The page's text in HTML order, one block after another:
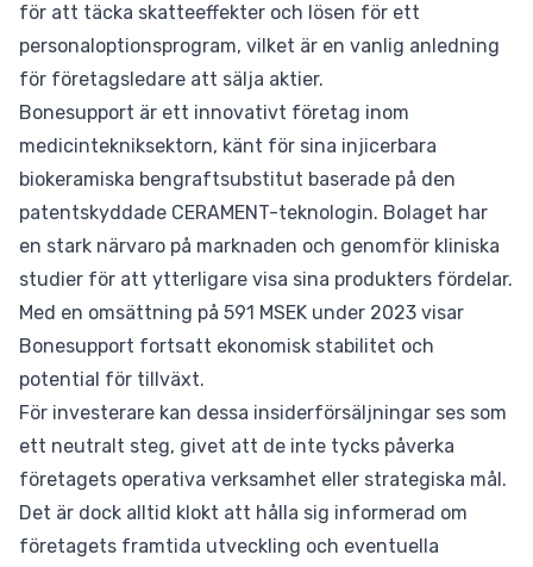
för att täcka skatteeffekter och lösen för ett
personaloptionsprogram, vilket är en vanlig anledning
för företagsledare att sälja aktier.
Bonesupport är ett innovativt företag inom
medicintekniksektorn, känt för sina injicerbara
biokeramiska bengraftsubstitut baserade på den
patentskyddade CERAMENT-teknologin. Bolaget har
en stark närvaro på marknaden och genomför kliniska
studier för att ytterligare visa sina produkters fördelar.
Med en omsättning på 591 MSEK under 2023 visar
Bonesupport fortsatt ekonomisk stabilitet och
potential för tillväxt.
För investerare kan dessa insiderförsäljningar ses som
ett neutralt steg, givet att de inte tycks påverka
företagets operativa verksamhet eller strategiska mål.
Det är dock alltid klokt att hålla sig informerad om
företagets framtida utveckling och eventuella